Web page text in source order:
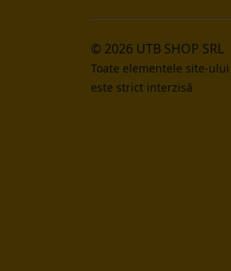
© 2026 UTB SHOP SRL
Toate elementele site-
este strict interzisă